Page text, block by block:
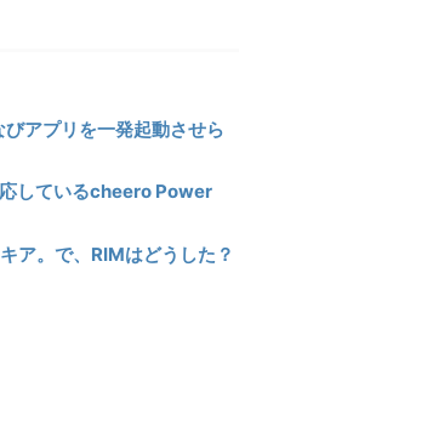
アプリを一発起動させら
しているcheero Power
ア。で、RIMはどうした？